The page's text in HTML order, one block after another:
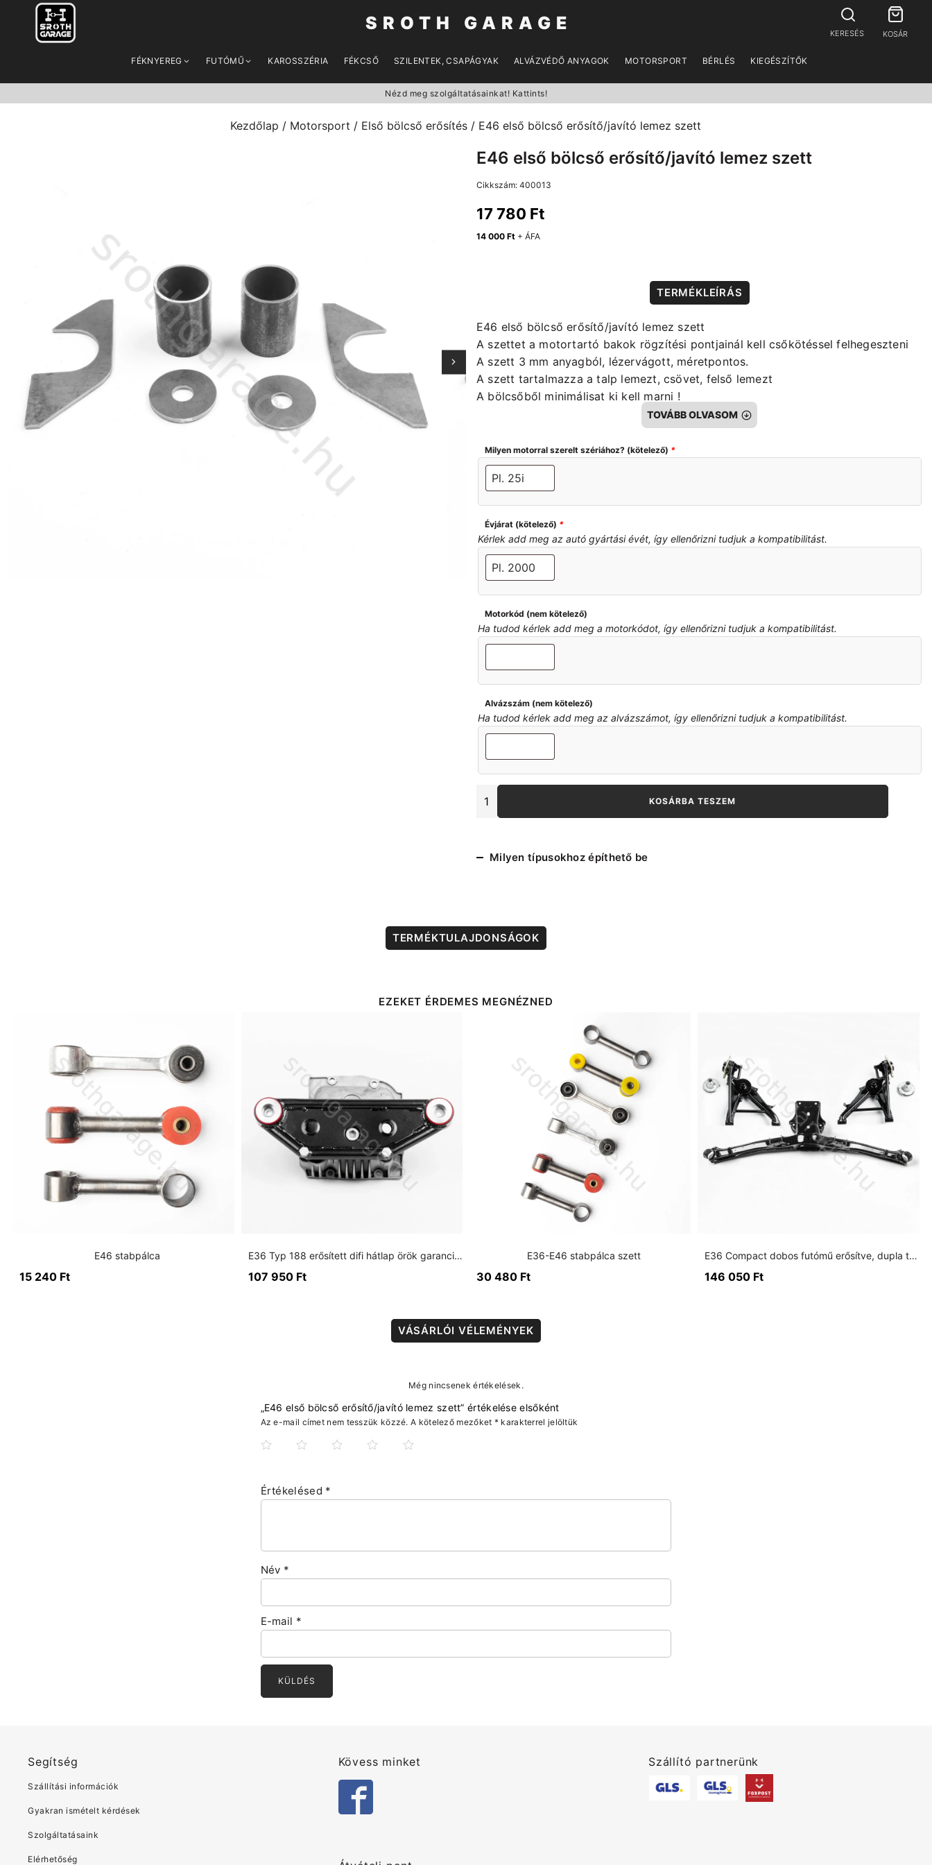
SROTH GARAGE KERESÉS KOSÁR
FÉKNYEREG FUTÓMŰ KAROSSZÉRIA FÉKCSŐ SZILENTEK, CSAPÁGYAK ALVÁZVÉDŐ ANYAGOK MOTORSPORT BÉRLÉS KIEGÉSZÍTŐK
Nézd meg szolgáltatásainkat! Kattints!
Kezdőlap / Motorsport / Első bölcső erősítés / E46 első bölcső erősítő/javító lemez szett
E46 első bölcső erősítő/javító lemez szett
Cikkszám: 400013
17 780 Ft
14 000 Ft+ ÁFA
TERMÉKLEÍRÁS
E46 első bölcső erősítő/javító lemez szett
A szettet a motortartó bakok rögzítési pontjainál kell csőkötéssel felhegeszteni
A szett 3 mm anyagból, lézervágott, méretpontos.
A szett tartalmazza a talp lemezt, csövet, felső lemezt
A bölcsőből minimálisat ki kell marni !
Igény szetint felhegesztését vállaljukTOVÁBB OLVASOM
Milyen motorral szerelt szériához? (kötelező) *
Évjárat (kötelező) *
Kérlek add meg az autó gyártási évét, így ellenőrizni tudjuk a kompatibilitást.
Motorkód (nem kötelező)
Ha tudod kérlek add meg a motorkódot, így ellenőrizni tudjuk a kompatibilitást.
Alvázszám (nem kötelező)
Ha tudod kérlek add meg az alvázszámot, így ellenőrizni tudjuk a kompatibilitást.
első
bölcső
szett
KOSÁRBA TESZEM
Milyen típusokhoz építhető be
TERMÉKTULAJDONSÁGOK
EZEKET ÉRDEMES MEGNÉZNED
E46 stabpálca
15 240 Ft
E36 Typ 188 erősített difi hátlap örök garanciával
107 950 Ft
E36-E46 stabpálca szett
30 480 Ft
E36 Compact dobos futómű erősítve, dupla tárcsásra alakítva
146 050 Ft
VÁSÁRLÓI VÉLEMÉNYEK
Még nincsenek értékelések.
„E46 első bölcső erősítő/javító lemez szett” értékelése elsőként
Az e-mail címet nem tesszük közzé. A kötelező mezőket * karakterrel jelöltük
Értékelésed *
Név *
E-mail *
Segítség
Szállítási információk
Gyakran ismételt kérdések
Szolgáltatásaink
Elérhetőség
Kövess minket Szállító partnerünk